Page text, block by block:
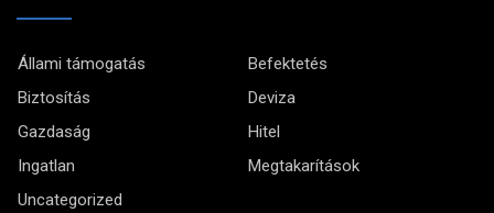
Állami támogatás
Befektetés
Biztosítás
Deviza
Gazdaság
Hitel
Ingatlan
Megtakarítások
Uncategorized